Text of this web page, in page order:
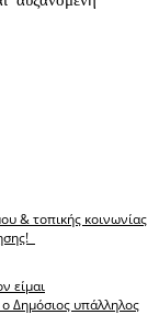
& τοπικής κοινωνίας
είμαι
Δημόσιος υπάλληλος